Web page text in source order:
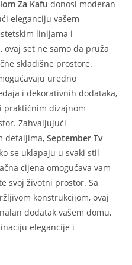
Za Kafu donosi moderan
eleganciju vašem
linijama i
set ne samo da pruža
skladišne prostore.
uredno
i dekorativnih dodataka,
praktičnim dizajnom
Zahvaljujući
detaljima,September Tv
se uklapaju u svaki stil
cijena omogućava vam
svoj životni prostor. Sa
konstrukcijom, ovaj
dodatak vašem domu,
elegancije i